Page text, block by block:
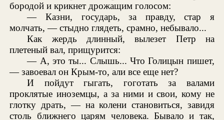
бородой и крикнет дрожащим голосом:
— Казни, государь, за правду, стар я
молчать, — стыдно глядеть, срамно, небывало...
Как жердь длинный, вылезет Петр на
плетеный вал, прищурится:
— А, это ты... Слышь... Что Голицын пишет,
— завоевал он Крым-то, али все еще нет?
И пойдут гыгать, гоготать за валами
проклятые иноземцы, а за ними и свои, кому не
глотку драть, — на колени становиться, завидя
столь ближнего царям человека. Бывало и так,